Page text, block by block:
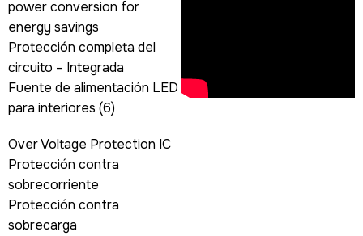
power conversion for
energy savings
Protección completa del
circuito – Integrada
Fuente de alimentación LED
para interiores (6)
Over Voltage Protection IC
Protección contra
sobrecorriente
Protección contra
sobrecarga